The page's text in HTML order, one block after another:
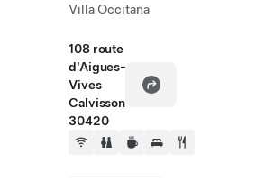
Villa Occitana
108 route
d'Aigues-
Vives
Calvisson
30420